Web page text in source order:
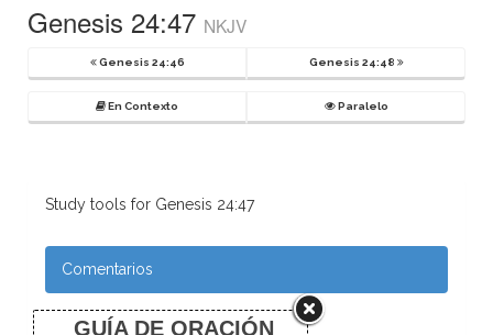
Genesis 24:47 NKJV
Genesis 24:46 Genesis 24:48
En Contexto Paralelo
Study tools for Genesis 24:47
Comentarios
Notas de pie